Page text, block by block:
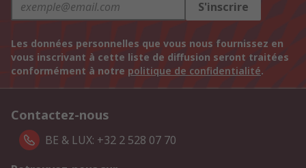
S'inscrire
Les données personnelles que vous nous fournissez en
vous inscrivant à cette liste de diffusion seront traitées
conformément à notre politique de confidentialité.
Contactez-nous
BE & LUX: +32 2 528 07 70